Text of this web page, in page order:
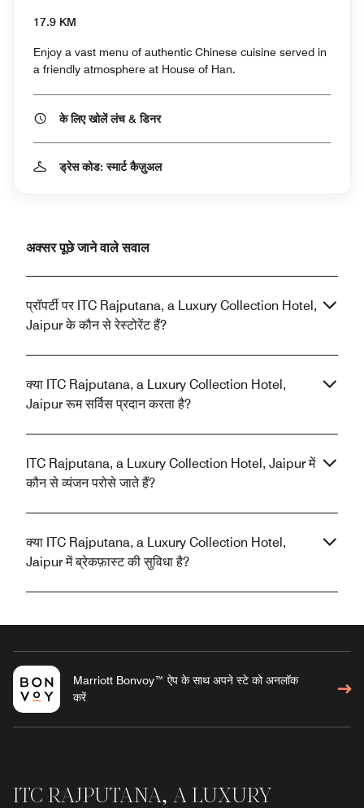
17.9 KM
Enjoy a vast menu of authentic Chinese cuisine served in
a friendly atmosphere at House of Han.
के लिए खोलें लंच & डिनर
ड्रेस कोड: स्मार्ट कैज़ुअल
अक्सर पूछे जाने वाले सवाल
प्रॉपर्टी पर ITC Rajputana, a Luxury Collection Hotel,
Jaipur के कौन से रेस्टोरेंट हैं?
क्या ITC Rajputana, a Luxury Collection Hotel,
Jaipur रूम सर्विस प्रदान करता है?
ITC Rajputana, a Luxury Collection Hotel, Jaipur में
कौन से व्यंजन परोसे जाते हैं?
क्या ITC Rajputana, a Luxury Collection Hotel,
Jaipur में ब्रेकफ़ास्ट की सुविधा है?
Marriott Bonvoy™ ऐप के साथ अपने स्टे को अनलॉक
करें
ITC RAJPUTANA, A LUXURY